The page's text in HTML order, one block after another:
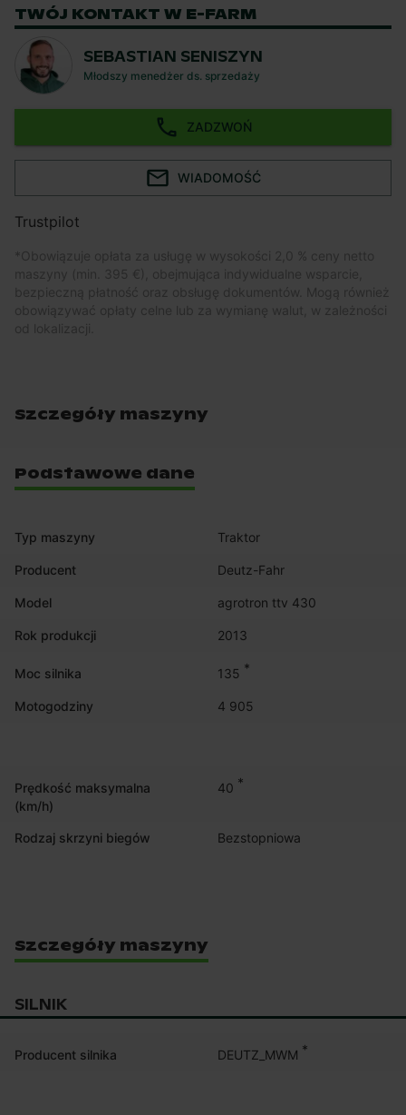
TWÓJ KONTAKT W E-FARM
SEBASTIAN SENISZYN
Młodszy menedżer ds. sprzedaży
ZADZWOŃ
WIADOMOŚĆ
Trustpilot
* Obowiązuje opłata za usługę w wysokości 2,0 % ceny netto
maszyny (min. 395 €), obejmująca indywidualne wsparcie,
bezpieczną płatność oraz obsługę dokumentów. Mogą również
obowiązywać opłaty celne lub za wymianę walut, w zależności
od lokalizacji.
Szczegóły maszyny
Podstawowe dane
Typ maszyny Traktor
Producent Deutz-Fahr
Model agrotron ttv 430
Rok produkcji 2013
Moc silnika 135 *
Motogodziny 4 905
Prędkość maksymalna
(km/h)
40 *
Rodzaj skrzyni biegów Bezstopniowa
Szczegóły maszyny
SILNIK
Producent silnika DEUTZ_MWM *